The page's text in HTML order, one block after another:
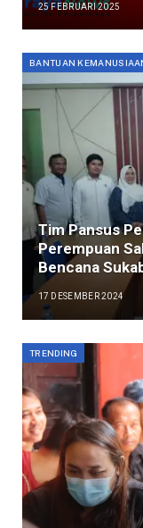
25 FEBRUARI 2025
BANTUAN
Tim Pansus
Perempuan
Bencana
17 DESEMBER 2024
TRENDING